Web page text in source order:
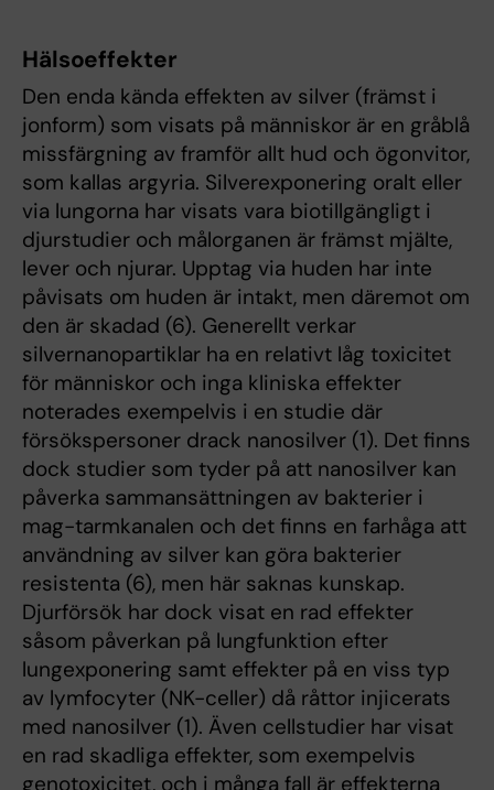
Hälsoeffekter
Den enda kända effekten av silver (främst i
jonform) som visats på människor är en gråblå
missfärgning av framför allt hud och ögonvitor,
som kallas argyria. Silverexponering oralt eller
via lungorna har visats vara biotillgängligt i
djurstudier och målorganen är främst mjälte,
lever och njurar. Upptag via huden har inte
påvisats om huden är intakt, men däremot om
den är skadad (6). Generellt verkar
silvernanopartiklar ha en relativt låg toxicitet
för människor och inga kliniska effekter
noterades exempelvis i en studie där
försökspersoner drack nanosilver (1). Det finns
dock studier som tyder på att nanosilver kan
påverka sammansättningen av bakterier i
mag-tarmkanalen och det finns en farhåga att
användning av silver kan göra bakterier
resistenta (6), men här saknas kunskap.
Djurförsök har dock visat en rad effekter
såsom påverkan på lungfunktion efter
lungexponering samt effekter på en viss typ
av lymfocyter (NK-celler) då råttor injicerats
med nanosilver (1). Även cellstudier har visat
en rad skadliga effekter, som exempelvis
genotoxicitet, och i många fall är effekterna